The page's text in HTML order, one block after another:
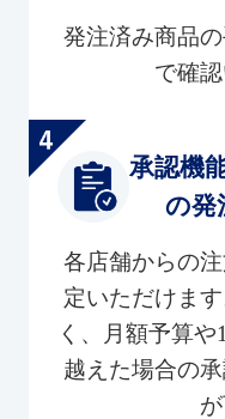
発注済み商品
で確
承認機
の発
各店舗からの
定いただけま
く、月額予算
越えた場合の